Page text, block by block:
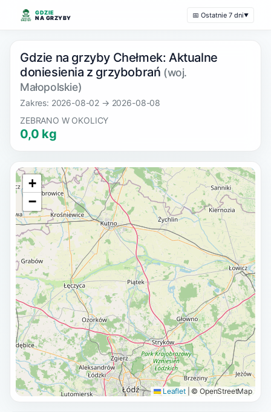
GDZIE
NA GRZYBY
📅 Ostatnie 7 dni▼
Gdzie na grzyby Chełmek: Aktualne
doniesienia z grzybobrań (woj.
Małopolskie)
Zakres: 2026-08-02 → 2026-08-08
ZEBRANO W OKOLICY
0,0 kg
+
−
Leaflet © OpenStreetMap